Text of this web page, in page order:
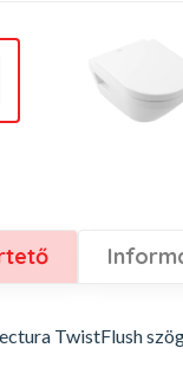
TwistFlush